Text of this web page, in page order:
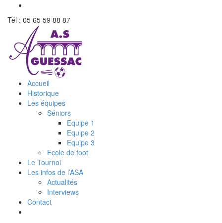
Tél : 05 65 59 88 87
Accueil
Historique
Les équipes
Séniors
Equipe 1
Equipe 2
Equipe 3
Ecole de foot
Le Tournoi
Les infos de l’ASA
Actualités
Interviews
Contact